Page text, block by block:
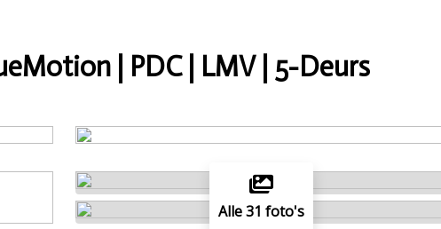
| PDC | LMV | 5-Deurs
Alle 31 foto's